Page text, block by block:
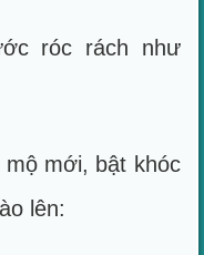
róc rách như
mộ mới, bật khóc
lên: